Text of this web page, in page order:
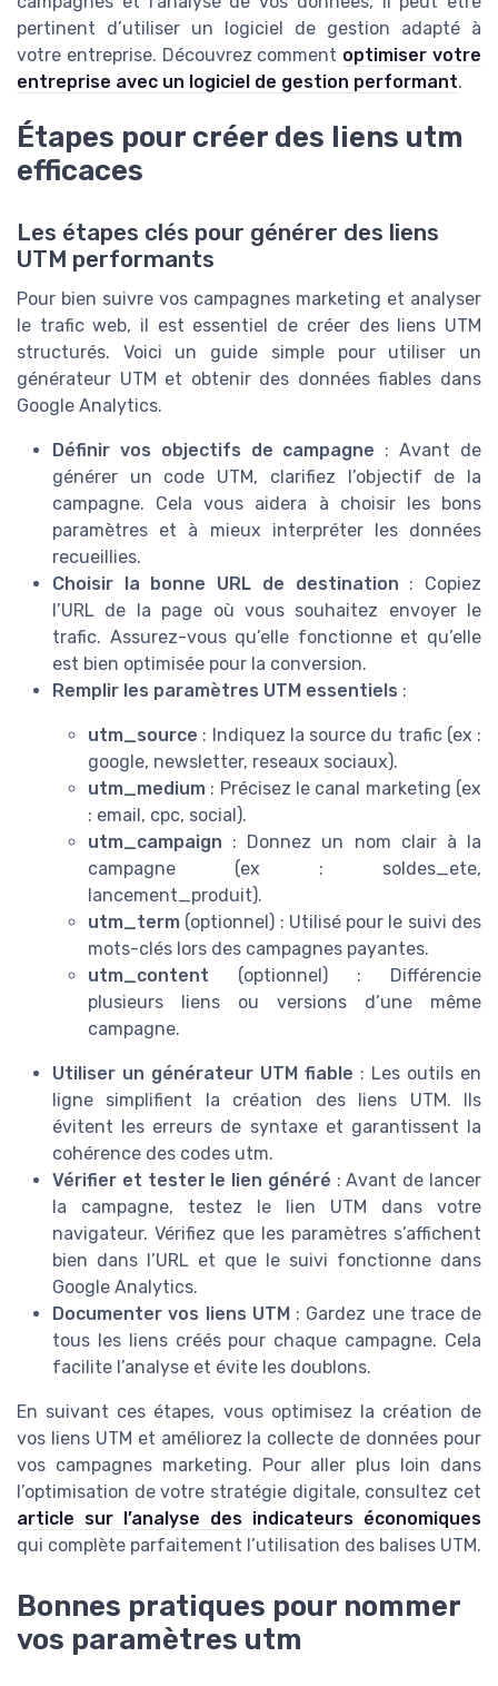
pertinent d’utiliser un logiciel de gestion adapté à
votre entreprise. Découvrez comment optimiser votre
entreprise avec un logiciel de gestion performant.
Étapes pour créer des liens utm
efficaces
Les étapes clés pour générer des liens
UTM performants
Pour bien suivre vos campagnes marketing et analyser
le trafic web, il est essentiel de créer des liens UTM
structurés. Voici un guide simple pour utiliser un
générateur UTM et obtenir des données fiables dans
Google Analytics.
Définir vos objectifs de campagne : Avant de
générer un code UTM, clarifiez l’objectif de la
campagne. Cela vous aidera à choisir les bons
paramètres et à mieux interpréter les données
recueillies.
Choisir la bonne URL de destination : Copiez
l’URL de la page où vous souhaitez envoyer le
trafic. Assurez-vous qu’elle fonctionne et qu’elle
est bien optimisée pour la conversion.
Remplir les paramètres UTM essentiels :
utm_source : Indiquez la source du trafic (ex :
google, newsletter, reseaux sociaux).
utm_medium : Précisez le canal marketing (ex
: email, cpc, social).
utm_campaign : Donnez un nom clair à la
campagne (ex : soldes_ete,
lancement_produit).
utm_term (optionnel) : Utilisé pour le suivi des
mots-clés lors des campagnes payantes.
utm_content (optionnel) : Différencie
plusieurs liens ou versions d’une même
campagne.
Utiliser un générateur UTM fiable : Les outils en
ligne simplifient la création des liens UTM. Ils
évitent les erreurs de syntaxe et garantissent la
cohérence des codes utm.
Vérifier et tester le lien généré : Avant de lancer
la campagne, testez le lien UTM dans votre
navigateur. Vérifiez que les paramètres s’affichent
bien dans l’URL et que le suivi fonctionne dans
Google Analytics.
Documenter vos liens UTM : Gardez une trace de
tous les liens créés pour chaque campagne. Cela
facilite l’analyse et évite les doublons.
En suivant ces étapes, vous optimisez la création de
vos liens UTM et améliorez la collecte de données pour
vos campagnes marketing. Pour aller plus loin dans
l’optimisation de votre stratégie digitale, consultez cet
article sur l’analyse des indicateurs économiques
qui complète parfaitement l’utilisation des balises UTM.
Bonnes pratiques pour nommer
vos paramètres utm